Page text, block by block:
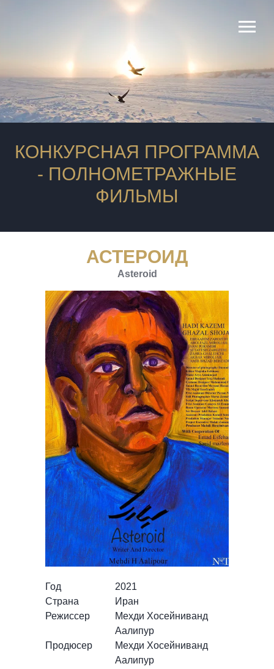
КОНКУРСНАЯ ПРОГРАММА
- ПОЛНОМЕТРАЖНЫЕ
ФИЛЬМЫ
Год
Страна
Режиссер
Продюсер
2021
Иран
Мехди Хосейниванд
Аалипур
Мехди Хосейниванд
Аалипур
АСТЕРОИД
Asteroid